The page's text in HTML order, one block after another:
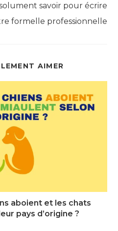
savoir pour écrire
formelle professionnelle
AIMER
aboient et les chats
pays d’origine ?